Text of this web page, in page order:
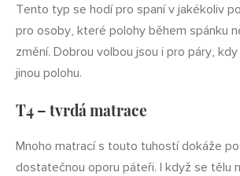
Tento typ se hodí pro spaní v jakékoliv
pro osoby, které polohy během spánku
změní. Dobrou volbou jsou i pro páry,
jinou polohu.
T4 – tvrdá matrace
Mnoho matrací s touto tuhostí dokáže
dostatečnou oporu páteři. I když se tělu